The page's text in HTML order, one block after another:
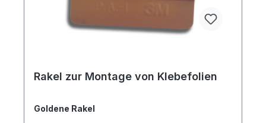
Rakel zur Montage von Klebefolien
Goldene Rakel